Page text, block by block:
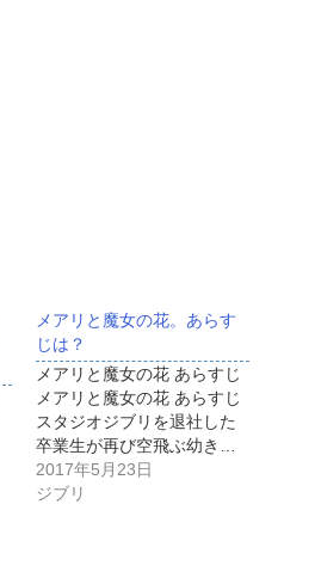
メアリと魔女の花。あらす
じは？
メアリと魔女の花 あらすじ
メアリと魔女の花 あらすじ
スタジオジブリを退社した
卒業生が再び空飛ぶ幼き…
2017年5月23日
ジブリ